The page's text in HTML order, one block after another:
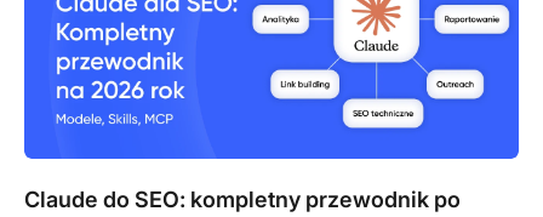
Claude do SEO: kompletny przewodnik po